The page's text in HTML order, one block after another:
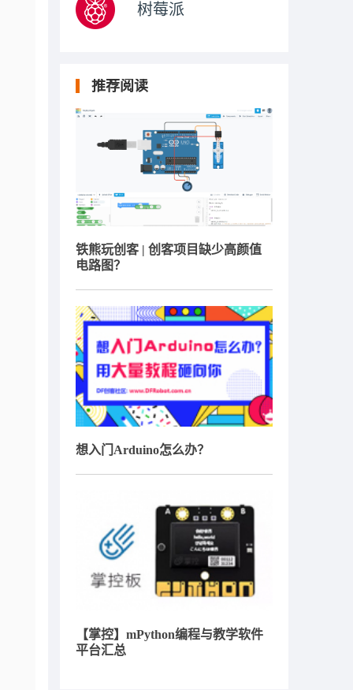
树莓派
推荐阅读
铁熊玩创客 | 创客项目缺少高颜值
电路图？
想入门Arduino怎么办？
【掌控】mPython编程与教学软件
平台汇总